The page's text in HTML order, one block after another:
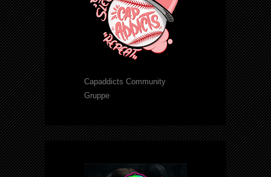
Capaddicts Community
Gruppe